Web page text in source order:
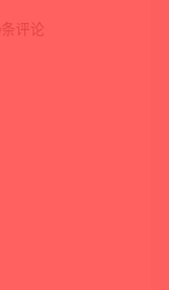
0条评论